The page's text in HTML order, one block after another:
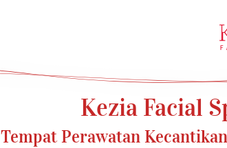
Kezia Facial
Tempat Perawatan